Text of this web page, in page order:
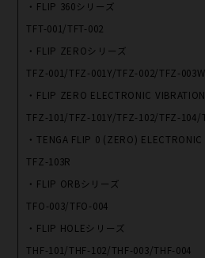
・FLIP 360シリーズ
TFT-001/TFT-002
・FLIP ZEROシリーズ
TFZ-001/TFZ-001Y/TFZ-002/TFZ-
・FLIP ZERO ELECTRONIC
TFZ-101/TFZ-101Y/TFZ-102/TFZ-104/
・TENGA FLIP 0 (ZERO)
TFZ-103R
・FLIP ORBシリーズ
TFO-003/TFO-004
・FLIP HOLEシリーズ
THF-101/THF-102/THF-003/THF-004